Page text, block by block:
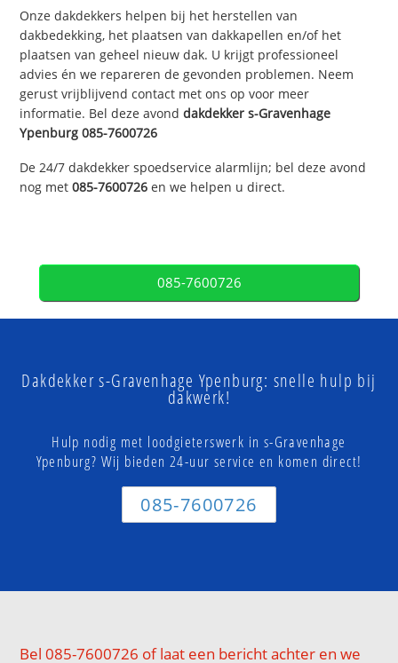
Onze dakdekkers helpen bij het herstellen van
dakbedekking, het plaatsen van dakkapellen en/of het
plaatsen van geheel nieuw dak. U krijgt professioneel
advies én we repareren de gevonden problemen. Neem
gerust vrijblijvend contact met ons op voor meer
informatie. Bel deze avonddakdekkers-Gravenhage
Ypenburg 085-7600726
De 24/7 dakdekker spoedservice alarmlijn; bel deze avond
nog met085-7600726 en we helpen u direct.
085-7600726
Dakdekker s-Gravenhage Ypenburg: snelle hulp bij
dakwerk!
Hulp nodig met loodgieterswerk in s-Gravenhage
Ypenburg? Wij bieden 24-uur service en komen direct!
085-7600726
Bel 085-7600726 of laat een bericht achter en we